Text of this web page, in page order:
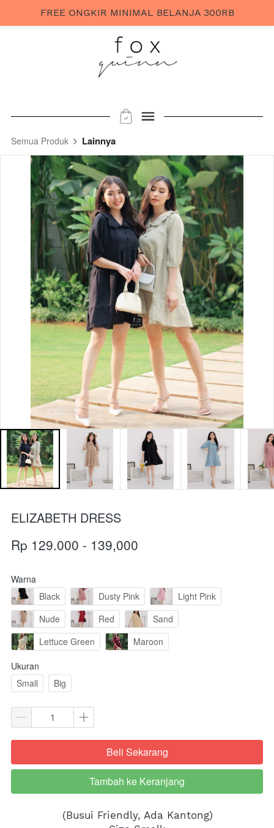
Semua Produk Lainnya
ELIZABETH DRESS
Rp 129.000 - 139,000
Warna
Black
Dusty Pink
Light Pink
Nude
Red
Sand
Lettuce Green
Maroon
Ukuran
Small
Big
`Beli Sekarang
`
Tambah ke Keranjang
(Busui Friendly, Ada Kantong)
FREE ONGKIR MINIMAL BELANJA 300RB